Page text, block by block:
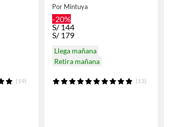
(19)
Por Mintuya
-20%
S/ 144
S/ 179
Llega mañana
Retira mañana
(13)